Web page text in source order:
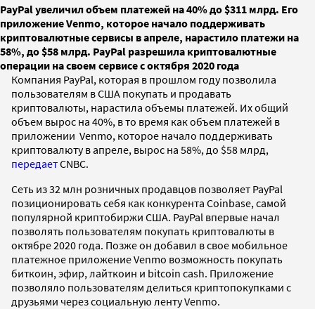
PayPal увеличил объем платежей на 40% до $311 млрд. Его
приложение Venmo, которое начало поддерживать
криптовалютные сервисы в апреле, нарастило платежи на
58%, до $58 млрд. PayPal разрешила криптовалютные
операции на своем сервисе с октября 2020 года
Компания PayPal, которая в прошлом году позволила
пользователям в США покупать и продавать
криптовалюты, нарастила объемы платежей. Их общий
объем вырос на 40%, в то время как объем платежей в
приложении Venmo, которое начало поддерживать
криптовалюту в апреле, вырос на 58%, до $58 млрд,
передаетCNBC.
Сеть из 32 млн розничных продавцов позволяет PayPal
позиционировать себя как конкурента Coinbase, самой
популярной криптобиржи США. PayPal впервые начал
позволять пользователям покупать криптовалюты в
октябре 2020 года. Позже он добавил в свое мобильное
платежное приложение Venmo возможность покупать
биткоин, эфир, лайткоин и bitcoin cash. Приложение
позволяло пользователям делиться криптопокупками с
друзьями через социальную ленту Venmo.